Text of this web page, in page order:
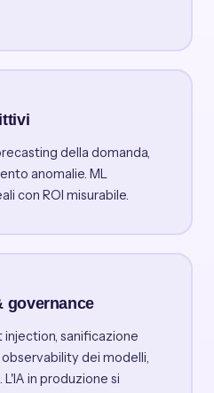
della domanda,
anomalie. ML
con ROI misurabile.
governance
sanificazione
dei modelli,
in produzione si